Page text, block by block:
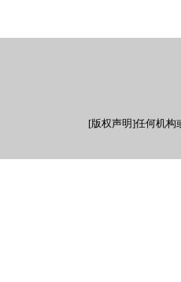
[版权声明]任何机构